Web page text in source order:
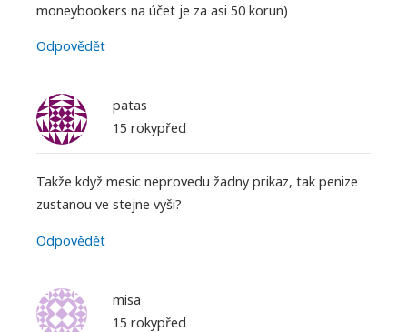
moneybookers na účet je za asi 50 korun)
Odpovědět
patas
15 rokypřed
Takže když mesic neprovedu žadny prikaz, tak penize
zustanou ve stejne vyši?
Odpovědět
misa
15 rokypřed